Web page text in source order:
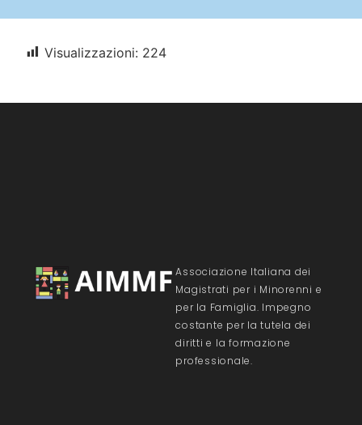
Visualizzazioni: 224
Associazione Italiana dei
Magistrati per i Minorenni e
per la Famiglia. Impegno
costante per la tutela dei
diritti e la formazione
professionale.